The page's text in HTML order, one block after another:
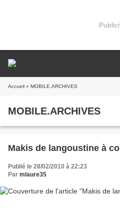
Accueil » MOBILE.ARCHIVES
MOBILE.ARCHIVES
Makis de langoustine à
Publié le 28/02/2010 à 22:23
Par mlaure35